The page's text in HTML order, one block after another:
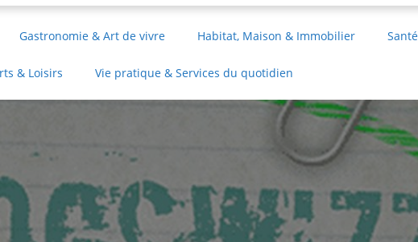
Gastronomie & Art de vivre Habitat, Maison & Immobilier
& Loisirs Vie pratique & Services du quotidien